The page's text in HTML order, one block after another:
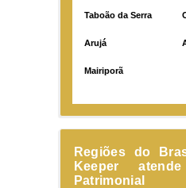
Taboão da Serra
Arujá
Mairiporã
Regiões do
Keeper
Patrimonial